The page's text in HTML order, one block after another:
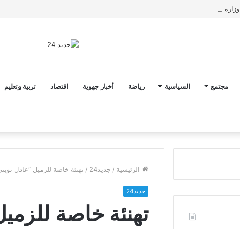
وزارة التربية الوطنية تؤكد انطلاق الدخول المدرسي 2026-2027 في موعده الرسمي
مجتمع السياسية رياضة أخبار جهوية اقتصاد تربية وتعليم
الرئيسية / جديد24 / تهنئة خاصة للزميل “عادل
جديد24
تهنئة خاصة